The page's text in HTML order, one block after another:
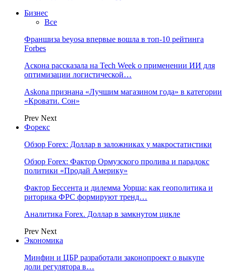
Бизнес
Все
Франшиза beyosa впервые вошла в топ-10 рейтинга
Forbes
Аскона рассказала на Tech Week о применении ИИ для
оптимизации логистической…
Askona признана «Лучшим магазином года» в категории
«Кровати. Сон»
Prev Next
Форекс
Обзор Forex: Доллар в заложниках у макростатистики
Обзор Forex: Фактор Ормузского пролива и парадокс
политики «Продай Америку»
Фактор Бессента и дилемма Уорша: как геополитика и
риторика ФРС формируют тренд…
Аналитика Forex. Доллар в замкнутом цикле
Prev Next
Экономика
Минфин и ЦБР разработали законопроект о выкупе
доли регулятора в…